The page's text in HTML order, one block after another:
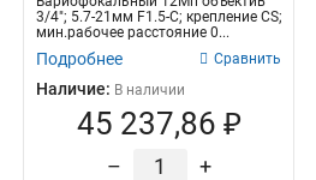
3/4"; 5.7-21мм F1.5-С; крепление CS;
мин.рабочее расстояние 0...
Подробнее Сравнить
Наличие: В наличии
45 237,86 ₽
– +